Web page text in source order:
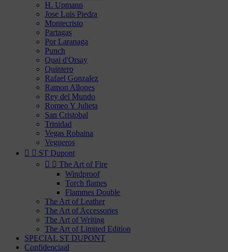
H. Upmann
Jose Luis Piedra
Montecristo
Partagas
Por Laranaga
Punch
Quai d'Orsay
Quintero
Rafael Gonzalez
Ramon Allones
Rey del Mundo
Romeo Y Julieta
San Cristobal
Trinidad
Vegas Robaina
Vegueros
  ST Dupont
  The Art of Fire
Windproof
Torch flames
Flammes Double
The Art of Leather
The Art of Accessories
The Art of Writing
The Art of Limited Edition
SPECIAL ST DUPONT
Confidenciaal